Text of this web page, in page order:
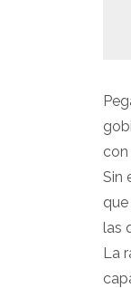
con
Sin
las
La